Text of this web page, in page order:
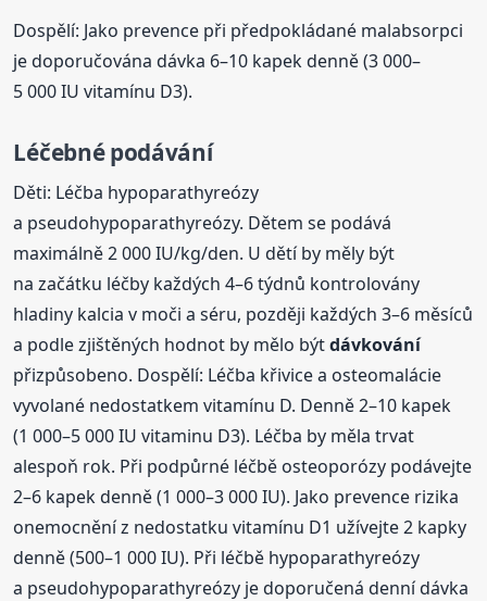
Dospělí: Jako prevence při předpokládané malabsorpci
je doporučována dávka 6–10 kapek denně (3 000–
5 000 IU vitamínu D3).
Léčebné podávání
Děti: Léčba hypoparathyreózy
a pseudohypoparathyreózy. Dětem se podává
maximálně 2 000 IU/kg/den. U dětí by měly být
na začátku léčby každých 4–6 týdnů kontrolovány
hladiny kalcia v moči a séru, později každých 3–6 měsíců
a podle zjištěných hodnot by mělo býtdávkování
přizpůsobeno. Dospělí: Léčba křivice a osteomalácie
vyvolané nedostatkem vitamínu D. Denně 2–10 kapek
(1 000–5 000 IU vitaminu D3). Léčba by měla trvat
alespoň rok. Při podpůrné léčbě osteoporózy podávejte
2–6 kapek denně (1 000–3 000 IU). Jako prevence rizika
onemocnění z nedostatku vitamínu D1 užívejte 2 kapky
denně (500–1 000 IU). Při léčbě hypoparathyreózy
a pseudohypoparathyreózy je doporučená denní dávka